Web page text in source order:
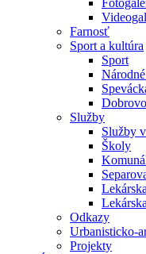
Farnosť
Sport a kultúra
Sport
Služby
Služby
Školy
Odkazy
Urbanisticko-
Projekty